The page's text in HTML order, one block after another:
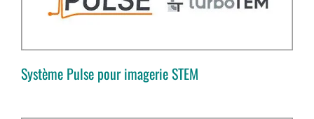
Système Pulse pour imagerie STEM